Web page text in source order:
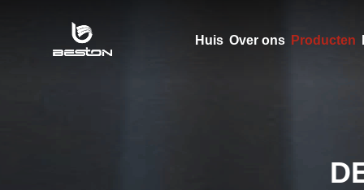
Huis Over ons Producten